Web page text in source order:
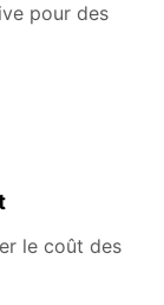
pour des
le coût des